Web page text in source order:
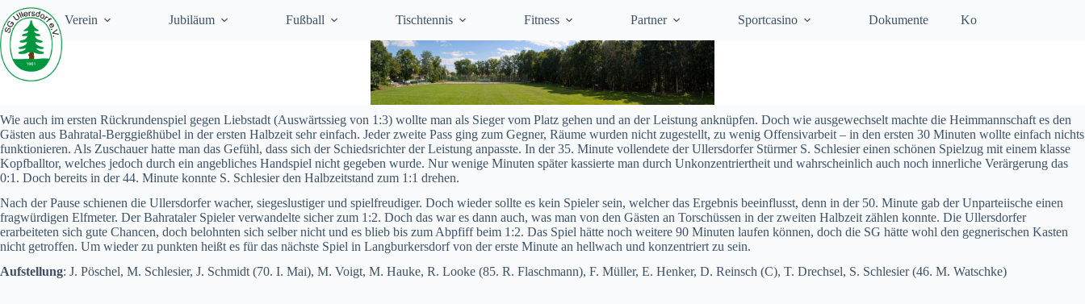
Zum
Inhalt
springen
Verein Jubiläum Fußball Tischtennis Fitness Partner Sportcasino Dokumente Kontakt
Wie auch im ersten Rückrundenspiel gegen Liebstadt (Auswärtssieg von 1:3) wollte man als Sieger vom Platz gehen und an der Leistung anknüpfen. Doch wie ausgewechselt machte die Heimmannschaft es den
Gästen aus Bahratal-Berggießhübel in der ersten Halbzeit sehr einfach. Jeder zweite Pass ging zum Gegner, Räume wurden nicht zugestellt, zu wenig Offensivarbeit – in den ersten 30 Minuten wollte einfach nichts
funktionieren. Als Zuschauer hatte man das Gefühl, dass sich der Schiedsrichter der Leistung anpasste. In der 35. Minute vollendete der Ullersdorfer Stürmer S. Schlesier einen schönen Spielzug mit einem klasse
Kopfballtor, welches jedoch durch ein angebliches Handspiel nicht gegeben wurde. Nur wenige Minuten später kassierte man durch Unkonzentriertheit und wahrscheinlich auch noch innerliche Verärgerung das
0:1. Doch bereits in der 44. Minute konnte S. Schlesier den Halbzeitstand zum 1:1 drehen.
Nach der Pause schienen die Ullersdorfer wacher, siegeslustiger und spielfreudiger. Doch wieder sollte es kein Spieler sein, welcher das Ergebnis beeinflusst, denn in der 50. Minute gab der Unparteiische einen
fragwürdigen Elfmeter. Der Bahrataler Spieler verwandelte sicher zum 1:2. Doch das war es dann auch, was man von den Gästen an Torschüssen in der zweiten Halbzeit zählen konnte. Die Ullersdorfer
erarbeiteten sich gute Chancen, doch belohnten sich selber nicht und es blieb bis zum Abpfiff beim 1:2. Das Spiel hätte noch weitere 90 Minuten laufen können, doch die SG hätte wohl den gegnerischen Kasten
nicht getroffen. Um wieder zu punkten heißt es für das nächste Spiel in Langburkersdorf von der erste Minute an hellwach und konzentriert zu sein.
Aufstellung: J. Pöschel, M. Schlesier, J. Schmidt (70. I. Mai), M. Voigt, M. Hauke, R. Looke (85. R. Flaschmann), F. Müller, E. Henker, D. Reinsch (C), T. Drechsel, S. Schlesier (46. M. Watschke)